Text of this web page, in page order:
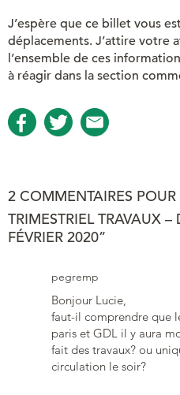
J’espère que ce billet vous
déplacements. J’attire votre
l’ensemble de ces
à réagir dans la section
2 COMMENTAIRES
TRIMESTRIEL TRAVAUX
FÉVRIER 2020”
pegremp
Bonjour Lucie,
faut-il comprendre que
paris et GDL il y aura
fait des travaux? ou
circulation le soir?